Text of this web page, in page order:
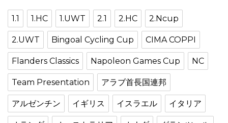
1.1 1.HC 1.UWT 2.1 2.HC 2.Ncup
2.UWT Bingoal Cycling Cup CIMA COPPI
Flanders Classics Napoleon Games Cup NC
Team Presentation アラブ首長国連邦
アルゼンチン イギリス イスラエル イタリア